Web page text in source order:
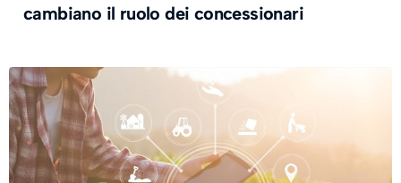
cambiano il ruolo dei concessionari